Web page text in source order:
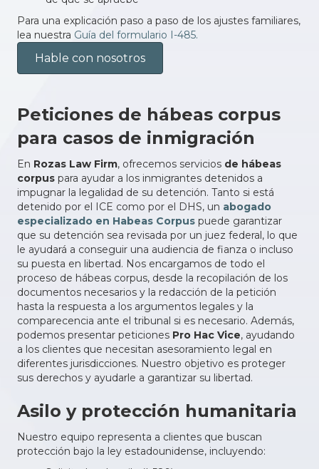
Para una explicación paso a paso de los ajustes familiares,
lea nuestra Guía del formulario I-485.
Hable con nosotros
Peticiones de hábeas corpus
para casos de inmigración
En Rozas Law Firm, ofrecemos servicios de hábeas
corpus para ayudar a los inmigrantes detenidos a
impugnar la legalidad de su detención. Tanto si está
detenido por el ICE como por el DHS, un abogado
especializado en Habeas Corpus puede garantizar
que su detención sea revisada por un juez federal, lo que
le ayudará a conseguir una audiencia de fianza o incluso
su puesta en libertad. Nos encargamos de todo el
proceso de hábeas corpus, desde la recopilación de los
documentos necesarios y la redacción de la petición
hasta la respuesta a los argumentos legales y la
comparecencia ante el tribunal si es necesario. Además,
podemos presentar peticiones Pro Hac Vice, ayudando
a los clientes que necesitan asesoramiento legal en
diferentes jurisdicciones. Nuestro objetivo es proteger
sus derechos y ayudarle a garantizar su libertad.
Asilo y protección humanitaria
Nuestro equipo representa a clientes que buscan
protección bajo la ley estadounidense, incluyendo: